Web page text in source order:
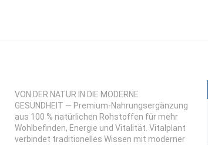
VON DER NATUR IN DIE MODERNE
GESUNDHEIT — Premium-Nahrungsergänzung
aus 100 % natürlichen Rohstoffen für mehr
Wohlbefinden, Energie und Vitalität. Vitalplant
verbindet traditionelles Wissen mit moderner